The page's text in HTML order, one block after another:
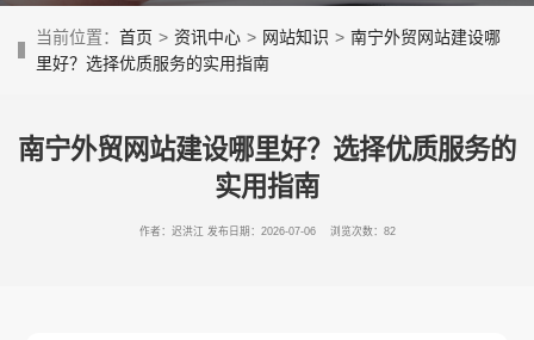
当前位置： 首页 > 资讯中心 > 网站知识 > 南宁外贸网站建设哪
里好？选择优质服务的实用指南
南宁外贸网站建设哪里好？选择优质服务的
实用指南
作者：迟洪江 发布日期：2026-07-06 浏览次数：82